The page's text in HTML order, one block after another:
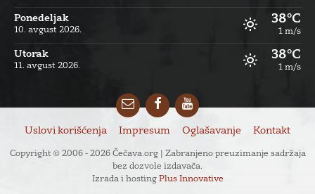
Ponedeljak
10. avgust 2026.
38°C
1 m/s
Utorak
11. avgust 2026.
38°C
1 m/s
EmailFacebookYouTube
Uslovi korišćenja Impresum Oglašavanje Kontakt
Copyright © 2006 - 2026 Čečava.org | Zabranjeno preuzimanje sadržaja
bez dozvole izdavača.
Izrada i hosting Plus Innovative